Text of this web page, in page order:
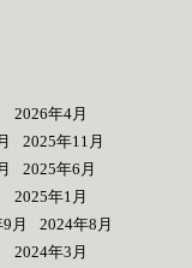
2026年4月
2025年11月
2025年6月
2025年1月
月
2024年8月
2024年3月